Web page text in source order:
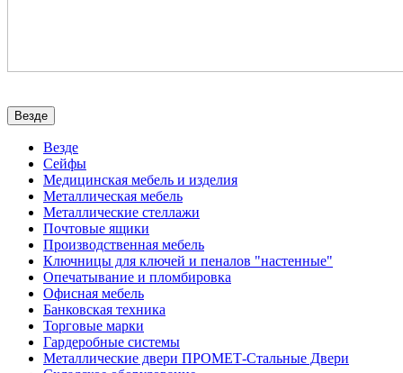
Везде
Везде
Сейфы
Медицинская мебель и изделия
Металлическая мебель
Металлические стеллажи
Почтовые ящики
Производственная мебель
Ключницы для ключей и пеналов "настенные"
Опечатывание и пломбировка
Офисная мебель
Банковская техника
Торговые марки
Гардеробные системы
Металлические двери ПРОМЕТ-Стальные Двери